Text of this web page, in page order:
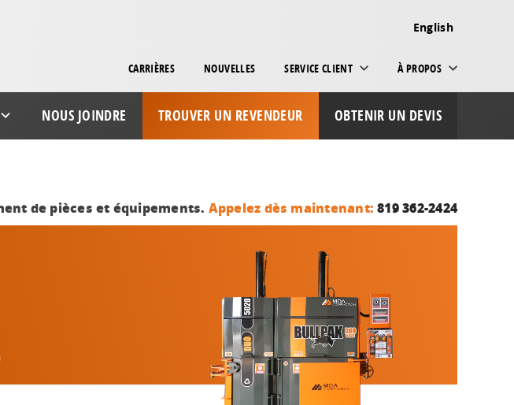
English
CARRIÈRES NOUVELLES SERVICE CLIENT À PROPOS
NOUS JOINDRE TROUVER UN REVENDEUR OBTENIR UN DEVIS
de pièces et équipements. Appelez dès maintenant: 819 362-2424